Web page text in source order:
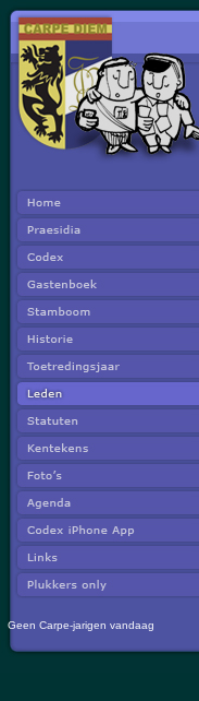
Geen Carpe-jarigen vandaag